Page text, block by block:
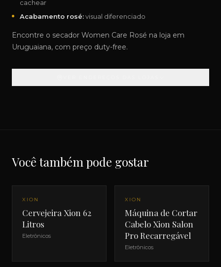
cachear
Acabamento rosé:visual diferenciado
Encontre o secador Women Care Rosé na loja em
Uruguaiana, com preço duty-free.
Você também pode gostar
XION
Cervejeira Xion 62
Litros
Eletrônicos
XION
Máquina de Cortar
Cabelo Xion Salon
Pro Recarregável
Eletrônicos